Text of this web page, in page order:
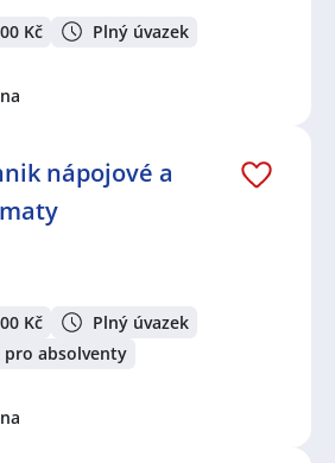
Kč Plný úvazek
nápojové a
Kč
Plný úvazek
pro absolventy